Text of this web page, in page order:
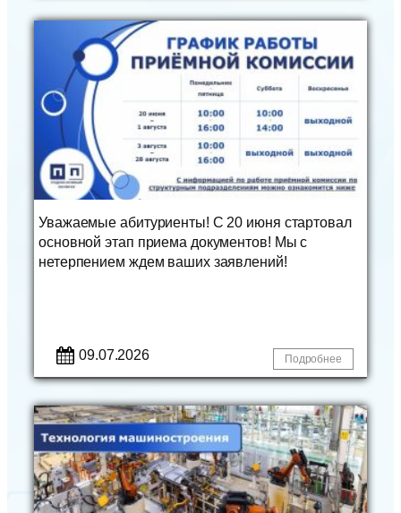
Уважаемые абитуриенты! С 20 июня стартовал
основной этап приема документов! Мы с
нетерпением ждем ваших заявлений!
09.07.2026 Подробнее